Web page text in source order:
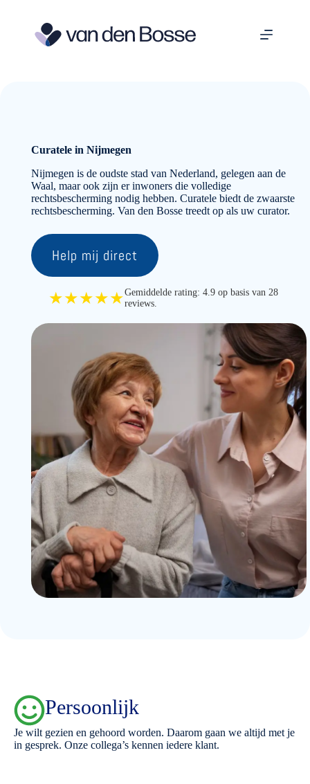
Curatele in Nijmegen
Nijmegen is de oudste stad van Nederland, gelegen aan de
Waal, maar ook zijn er inwoners die volledige
rechtsbescherming nodig hebben. Curatele biedt de zwaarste
rechtsbescherming. Van den Bosse treedt op als uw curator.
Help mij direct
★★★★★Gemiddelde rating: 4.9 op basis van 28
reviews.
Persoonlijk
Je wilt gezien en gehoord worden. Daarom gaan we altijd met je
in gesprek. Onze collega’s kennen iedere klant.